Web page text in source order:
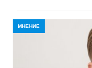
МНЕНИЕ